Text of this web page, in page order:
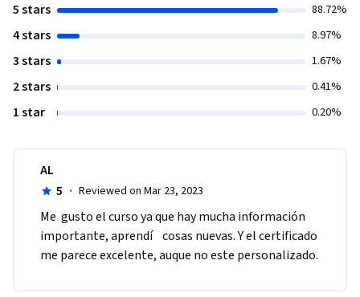
5 stars 88.72%
4 stars 8.97%
3 stars 1.67%
2 stars 0.41%
1 star 0.20%
AL
5 · Reviewed on Mar 23, 2023
Me  gusto el curso ya que hay mucha información
importante, aprendí    cosas nuevas. Y el certificado
me parece excelente, auque no este personalizado.